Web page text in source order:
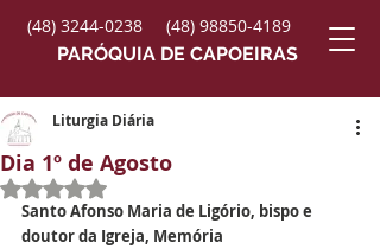
(48) 3244-0238
(48) 98850-4189
PARÓQUIA DE CAPOEIRAS
Dia 1º de Agosto
Liturgia Diária
Avaliado com NaN de 5 estrelas.
Santo Afonso Maria de Ligório, bispo e
doutor da Igreja, Memória